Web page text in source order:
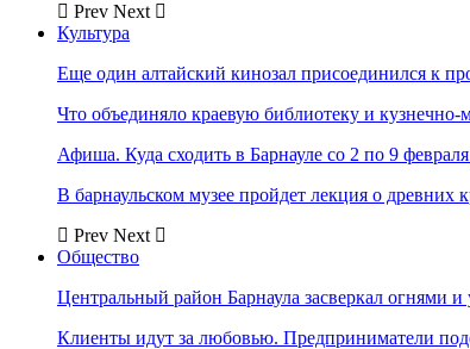
Prev Next
Культура
Еще один алтайский кинозал присоединился к
Что объединяло краевую библиотеку и
Афиша. Куда сходить в Барнауле со 2 по 9 февраля
В барнаульском музее пройдет лекция о древних
Prev Next
Общество
Центральный район Барнаула засверкал огнями
Клиенты идут за любовью. Предприниматели